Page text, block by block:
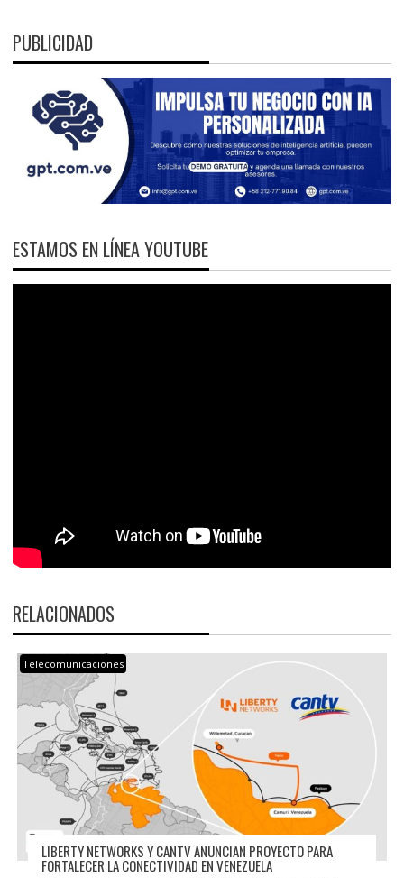
PUBLICIDAD
ESTAMOS EN LÍNEA YOUTUBE
RELACIONADOS
Telecomunicaciones
LIBERTY NETWORKS Y CANTV ANUNCIAN PROYECTO PARA
FORTALECER LA CONECTIVIDAD EN VENEZUELA